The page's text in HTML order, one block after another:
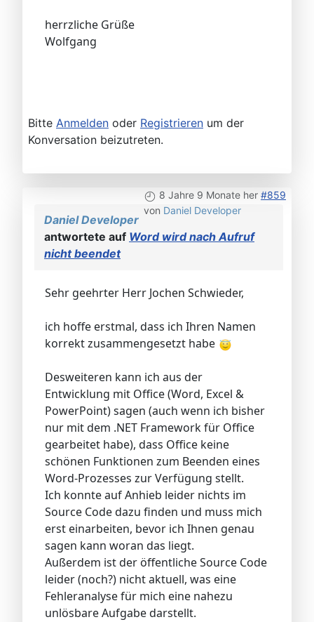
herrzliche Grüße
Wolfgang
Bitte Anmelden oder Registrieren um der
Konversation beizutreten.
8 Jahre 9 Monate her #859
von Daniel Developer
Daniel Developer
antwortete auf Word wird nach Aufruf
nicht beendet
Sehr geehrter Herr Jochen Schwieder,
ich hoffe erstmal, dass ich Ihren Namen
korrekt zusammengesetzt habe
Desweiteren kann ich aus der
Entwicklung mit Office (Word, Excel &
PowerPoint) sagen (auch wenn ich bisher
nur mit dem .NET Framework für Office
gearbeitet habe), dass Office keine
schönen Funktionen zum Beenden eines
Word-Prozesses zur Verfügung stellt.
Ich konnte auf Anhieb leider nichts im
Source Code dazu finden und muss mich
erst einarbeiten, bevor ich Ihnen genau
sagen kann woran das liegt.
Außerdem ist der öffentliche Source Code
leider (noch?) nicht aktuell, was eine
Fehleranalyse für mich eine nahezu
unlösbare Aufgabe darstellt.